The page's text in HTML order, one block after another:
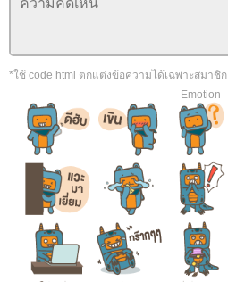
*ใช้ code html ตกแต่งข้อความได้เฉพาะสมาชิก
Emotion